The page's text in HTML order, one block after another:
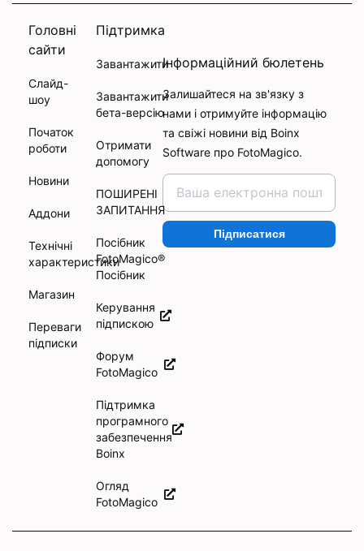
Головні
сайти
Слайд-
шоу
Початок
роботи
Новини
Аддони
Технічні
характеристики
Магазин
Переваги
підписки
Підтримка
Завантажити
Завантажити
бета-версію
Отримати
допомогу
ПОШИРЕНІ
ЗАПИТАННЯ
Посібник
FotoMagico®
Посібник
Керування
підпискою
Форум
FotoMagico
Підтримка
програмного
забезпечення
Boinx
Огляд
FotoMagico
Інформаційний бюлетень
Залишайтеся на зв'язку з
нами і отримуйте інформацію
та свіжі новини від Boinx
Software про FotoMagico.
Підписатися